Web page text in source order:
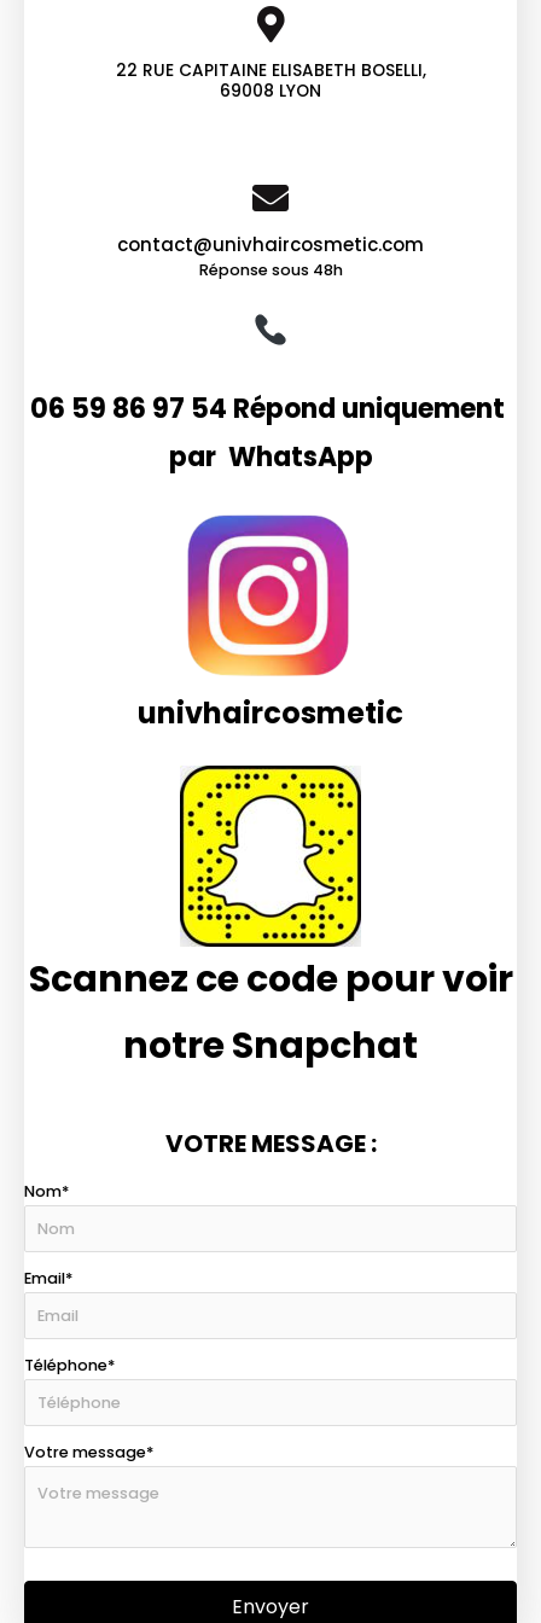
22 RUE CAPITAINE ELISABETH BOSELLI,
69008 LYON
contact@univhaircosmetic.com
Réponse sous 48h
06 59 86 97 54 Répond uniquement
par WhatsApp
univhaircosmetic
Scannez ce code pour voir
notre Snapchat
VOTRE MESSAGE :
Nom
Email
Téléphone
Votre message
Envoyer